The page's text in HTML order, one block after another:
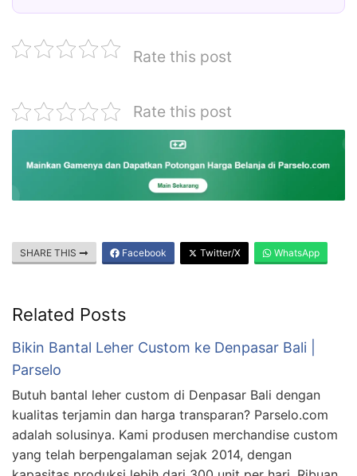
Rate this post
Rate this post
SHARE THIS Facebook Twitter/X WhatsApp
Related Posts
Bikin Bantal Leher Custom ke Denpasar Bali |
Parselo
Butuh bantal leher custom di Denpasar Bali dengan
kualitas terjamin dan harga transparan? Parselo.com
adalah solusinya. Kami produsen merchandise custom
yang telah berpengalaman sejak 2014, dengan